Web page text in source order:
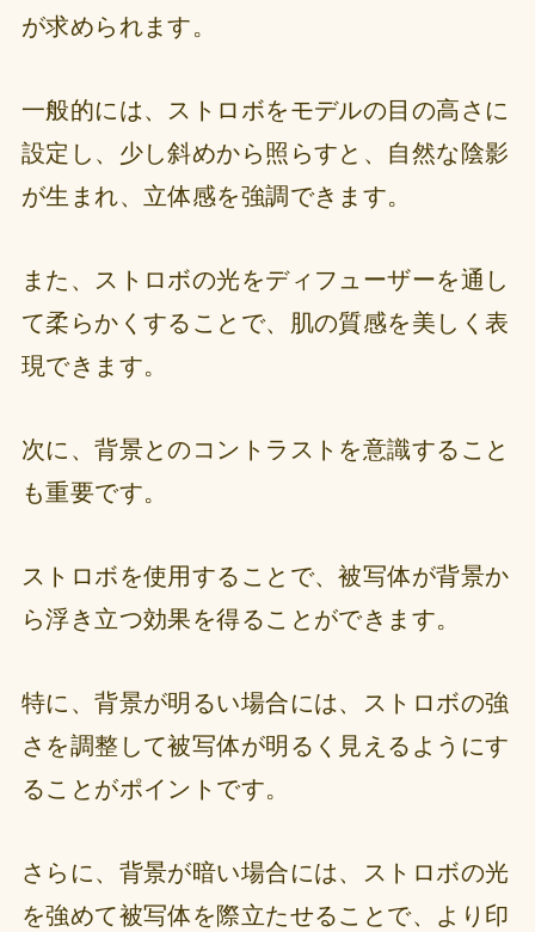
が求められます。
一般的には、ストロボをモデルの目の高さに
設定し、少し斜めから照らすと、自然な陰影
が生まれ、立体感を強調できます。
また、ストロボの光をディフューザーを通し
て柔らかくすることで、肌の質感を美しく表
現できます。
次に、背景とのコントラストを意識すること
も重要です。
ストロボを使用することで、被写体が背景か
ら浮き立つ効果を得ることができます。
特に、背景が明るい場合には、ストロボの強
さを調整して被写体が明るく見えるようにす
ることがポイントです。
さらに、背景が暗い場合には、ストロボの光
を強めて被写体を際立たせることで、より印